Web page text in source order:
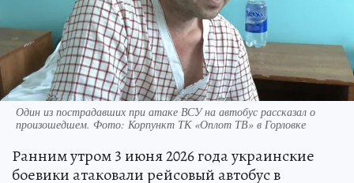
Один из пострадавших при атаке ВСУ на автобус рассказал о
произошедшем. Фото: Корпункт ТК «Оплот ТВ» в Горловке
Ранним утром 3 июня 2026 года украинские
боевики атаковали рейсовый автобус в